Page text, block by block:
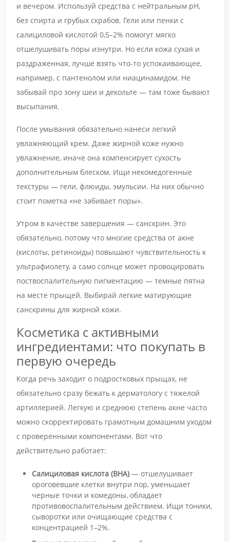
и вечером. Используй средства с нейтральным pH,
без спирта и грубых скрабов. Гели или пенки с
салициловой кислотой 0,5–2% помогут мягко
отшелушивать поры изнутри. Но если кожа сухая и
раздраженная, лучше взять что-то успокаивающее,
например, с пантенолом или ниацинамидом. Не
забывай про зону шеи и декольте — там тоже бывают
высыпания.
После умывания обязательно нанеси легкий
увлажняющий крем. Даже жирной коже нужно
увлажнение, иначе она компенсирует сухость
дополнительным блеском. Ищи некомедогенные
текстуры — гели, флюиды, эмульсии. На них обычно
стоит пометка «не забивает поры».
Утром в качестве завершения — санскрин. Это
обязательно, потому что многие средства от акне
(кислоты, ретиноиды) повышают чувствительность к
ультрафиолету, а само солнце может провоцировать
поствоспалительную пигментацию — темные пятна
на месте прыщей. Выбирай легкие матирующие
санскрины для жирной кожи.
Косметика с активными
ингредиентами: что покупать в
первую очередь
Когда речь заходит о подростковых прыщах, не
обязательно сразу бежать к дерматологу с тяжелой
артиллерией. Легкую и среднюю степень акне часто
можно скорректировать грамотным домашним уходом
с проверенными компонентами. Вот что
действительно работает:
Салициловая кислота (BHA) — отшелушивает
ороговевшие клетки внутри пор, уменьшает
черные точки и комедоны, обладает
противовоспалительным действием. Ищи тоники,
сыворотки или очищающие средства с
концентрацией 1–2%.